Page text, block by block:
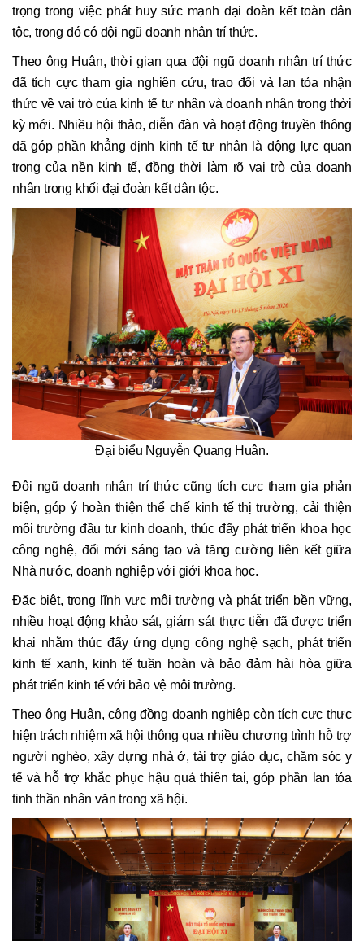
trọng trong việc phát huy sức mạnh đại đoàn kết toàn dân
tộc, trong đó có đội ngũ doanh nhân trí thức.
Theo ông Huân, thời gian qua đội ngũ doanh nhân trí thức
đã tích cực tham gia nghiên cứu, trao đổi và lan tỏa nhận
thức về vai trò của kinh tế tư nhân và doanh nhân trong thời
kỳ mới. Nhiều hội thảo, diễn đàn và hoạt động truyền thông
đã góp phần khẳng định kinh tế tư nhân là động lực quan
trọng của nền kinh tế, đồng thời làm rõ vai trò của doanh
nhân trong khối đại đoàn kết dân tộc.
Đại biểu Nguyễn Quang Huân.
Đội ngũ doanh nhân trí thức cũng tích cực tham gia phản
biện, góp ý hoàn thiện thể chế kinh tế thị trường, cải thiện
môi trường đầu tư kinh doanh, thúc đẩy phát triển khoa học
công nghệ, đổi mới sáng tạo và tăng cường liên kết giữa
Nhà nước, doanh nghiệp với giới khoa học.
Đặc biệt, trong lĩnh vực môi trường và phát triển bền vững,
nhiều hoạt động khảo sát, giám sát thực tiễn đã được triển
khai nhằm thúc đẩy ứng dụng công nghệ sạch, phát triển
kinh tế xanh, kinh tế tuần hoàn và bảo đảm hài hòa giữa
phát triển kinh tế với bảo vệ môi trường.
Theo ông Huân, cộng đồng doanh nghiệp còn tích cực thực
hiện trách nhiệm xã hội thông qua nhiều chương trình hỗ trợ
người nghèo, xây dựng nhà ở, tài trợ giáo dục, chăm sóc y
tế và hỗ trợ khắc phục hậu quả thiên tai, góp phần lan tỏa
tinh thần nhân văn trong xã hội.